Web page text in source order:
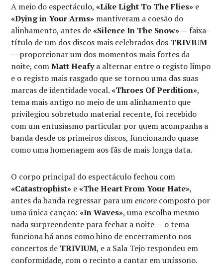
A meio do espectáculo,«Like Light To The Flies» e
«Dying in Your Arms» mantiveram a coesão do
alinhamento, antes de«Silence In The Snow»— faixa-
título de um dos discos mais celebrados dos TRIVIUM
— proporcionar um dos momentos mais fortes da
noite, comMatt Heafya alternar entre o registo limpo
e o registo mais rasgado que se tornou uma das suas
marcas de identidade vocal.«Throes Of Perdition»,
tema mais antigo no meio de um alinhamento que
privilegiou sobretudo material recente, foi recebido
com um entusiasmo particular por quem acompanha a
banda desde os primeiros discos, funcionando quase
como uma homenagem aos fãs de mais longa data.
O corpo principal do espectáculo fechou com
«Catastrophist» e«The Heart From Your Hate»,
antes da banda regressar para umencore composto por
uma única canção:«In Waves», uma escolha mesmo
nada surpreendente para fechar a noite — o tema
funciona há anos como hino de encerramento nos
concertos de TRIVIUM, e a Sala Tejo respondeu em
conformidade, com o recinto a cantar em uníssono.